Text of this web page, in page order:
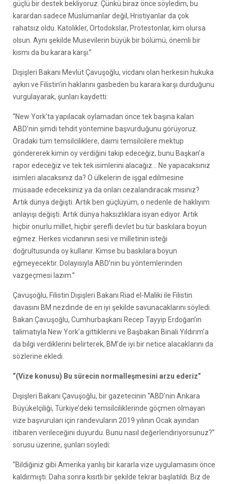
güçlü bir destek bekliyoruz. Çünkü biraz önce söyledim, bu
karardan sadece Müslümanlar değil, Hristiyanlar da çok
rahatsız oldu. Katolikler, Ortodokslar, Protestonlar, kim olursa
olsun. Aynı şekilde Musevilerin büyük bir bölümü, önemli bir
kısmı da bu karara karşı.”
Dışişleri Bakanı Mevlüt Çavuşoğlu, vicdanı olan herkesin hukuka
aykırı ve Filistin’in haklarını gasbeden bu karara karşı durduğunu
vurgulayarak, şunları kaydetti:
“New York’ta yapılacak oylamadan önce tek başına kalan
ABD’nin şimdi tehdit yöntemine başvurduğunu görüyoruz.
Oradaki tüm temsilciliklere, daimi temsilcilere mektup
göndererek kimin oy verdiğini takip edeceğiz, bunu Başkan’a
rapor edeceğiz ve tek tek isimlerini alacağız… Ne yapacaksınız
isimleri alacaksınız da? O ülkelerin de işgal edilmesine
müsaade edeceksiniz ya da onları cezalandıracak mısınız?
Artık dünya değişti. Artık ben güçlüyüm, o nedenle de haklıyım
anlayışı değişti. Artık dünya haksızlıklara isyan ediyor. Artık
hiçbir onurlu millet, hiçbir şerefli devlet bu tür baskılara boyun
eğmez. Herkes vicdanının sesi ve milletinin isteği
doğrultusunda oy kullanır. Kimse bu baskılara boyun
eğmeyecektir. Dolayısıyla ABD’nin bu yöntemlerinden
vazgeçmesi lazım.”
Çavuşoğlu, Filistin Dışişleri Bakanı Riad el-Maliki ile Filistin
davasını BM nezdinde de en iyi şekilde savunacaklarını söyledi.
Bakan Çavuşoğlu, Cumhurbaşkanı Recep Tayyip Erdoğan’ın
talimatıyla New York’a gittiklerini ve Başbakan Binali Yıldırım’a
da bilgi verdiklerini belirterek, BM’de iyi bir netice alacaklarını da
sözlerine ekledi.
“(Vize konusu) Bu sürecin normalleşmesini arzu ederiz”
Dışişleri Bakanı Çavuşoğlu, bir gazetecinin “ABD’nin Ankara
Büyükelçiliği, Türkiye’deki temsilciliklerinde göçmen olmayan
vize başvuruları için randevuların 2019 yılının Ocak ayından
itibaren verileceğini duyurdu. Bunu nasıl değerlendiriyorsunuz?”
sorusu üzerine, şunları söyledi:
“Bildiğiniz gibi Amerika yanlış bir kararla vize uygulamasını önce
kaldırmıştı. Daha sonra kısıtlı bir şekilde tekrar başlatıldı. Biz de